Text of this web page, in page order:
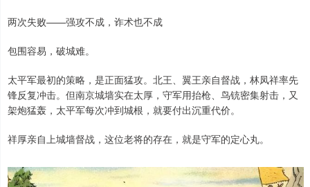
两次失败——强攻不成，诈术也不成
包围容易，破城难。
太平军最初的策略，是正面猛攻。北王、翼王亲自督战，林凤祥率先
锋反复冲击。但南京城墙实在太厚，守军用抬枪、鸟铳密集射击，又
架炮猛轰，太平军每次冲到城根，就要付出沉重代价。
祥厚亲自上城墙督战，这位老将的存在，就是守军的定心丸。